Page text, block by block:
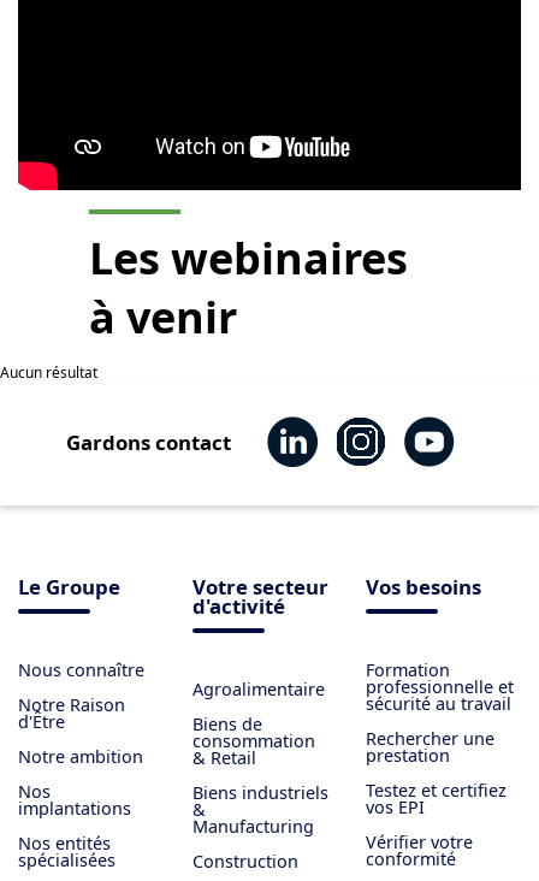
Les webinaires
à venir
Aucun résultat
Gardons contact
Le Groupe
Nous connaître
Notre Raison
d'Être
Notre ambition
Nos
implantations
Nos entités
spécialisées
Votre secteur
d'activité
Agroalimentaire
Biens de
consommation
& Retail
Biens industriels
&
Manufacturing
Construction
Vos besoins
Formation
professionnelle et
sécurité au travail
Rechercher une
prestation
Testez et certifiez
vos EPI
Vérifier votre
conformité